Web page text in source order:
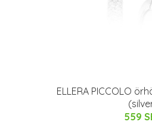
ELLERA PICCOLO
559